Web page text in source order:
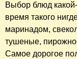
Выбор блюд
время такого
маринадом,
тушеные,
Самое дорогое